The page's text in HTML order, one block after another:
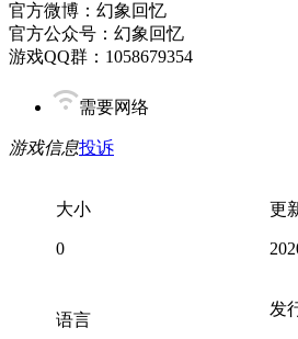
官方微博：幻象回忆
官方公众号：幻象回忆
游戏QQ群：1058679354
需要网络
游戏信息投诉
大小
0
更
语言
发